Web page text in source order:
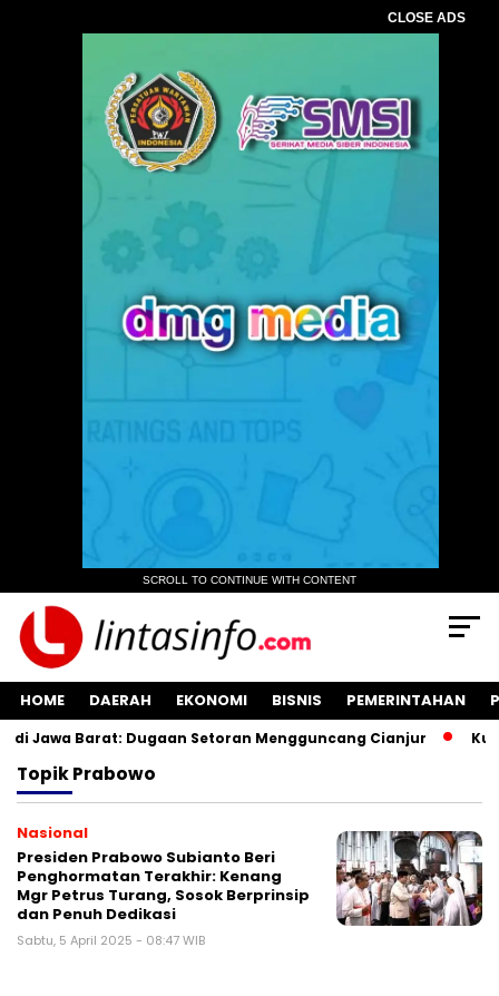
CLOSE ADS
SCROLL TO CONTINUE WITH CONTENT
HOME DAERAH EKONOMI BISNIS PEMERINTAHAN
Jawa Barat: Dugaan Setoran Mengguncang Cianjur
TopikPrabowo
Nasional
Presiden Prabowo Subianto Beri
Penghormatan Terakhir: Kenang
Mgr Petrus Turang, Sosok Berprinsip
dan Penuh Dedikasi
Sabtu, 5 April 2025 - 08:47 WIB